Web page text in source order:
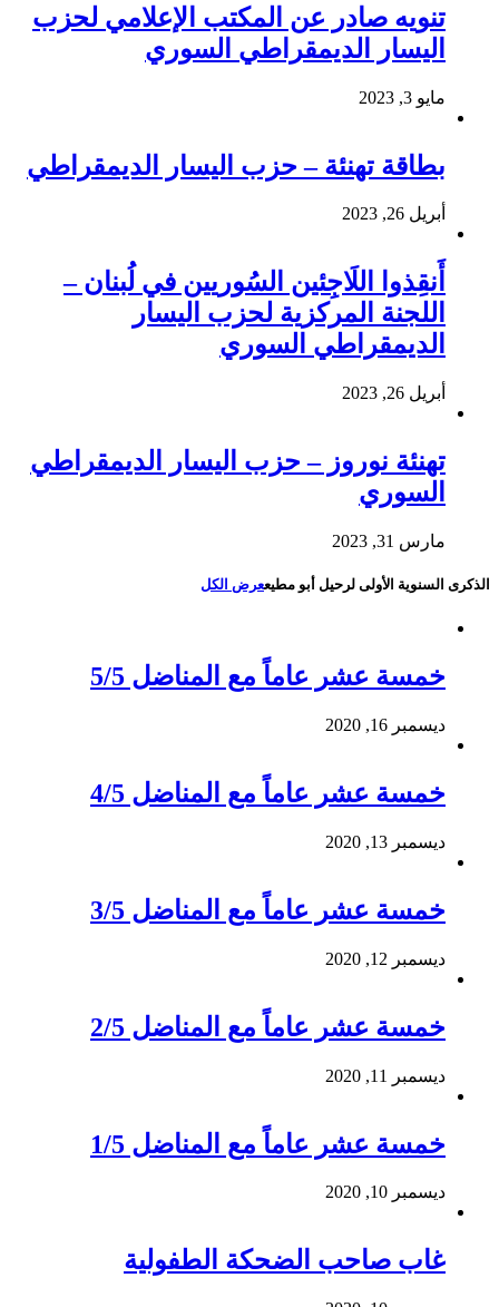
تنويه صادر عن المكتب الإعلامي لحزب
اليسار الديمقراطي السوري
مايو 3, 2023
بطاقة تهنئة – حزب اليسار الديمقراطي
أبريل 26, 2023
أَنقِذوا اللَاجِئين السُوريين في لُبنان –
اللجنة المركزية لحزب اليسار
الديمقراطي السوري
أبريل 26, 2023
تهنئة نوروز – حزب اليسار الديمقراطي
السوري
مارس 31, 2023
الذكرى السنوية الأولى لرحيل أبو مطيععرض الكل
خمسة عشر عاماً مع المناضل 5/5
ديسمبر 16, 2020
خمسة عشر عاماً مع المناضل 4/5
ديسمبر 13, 2020
خمسة عشر عاماً مع المناضل 3/5
ديسمبر 12, 2020
خمسة عشر عاماً مع المناضل 2/5
ديسمبر 11, 2020
خمسة عشر عاماً مع المناضل 1/5
ديسمبر 10, 2020
غاب صاحب الضحكة الطفولية